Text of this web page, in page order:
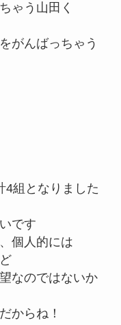
ゃう山田く
がんばっちゃう
4組となりました
です
個人的には
なのではないか
からね！